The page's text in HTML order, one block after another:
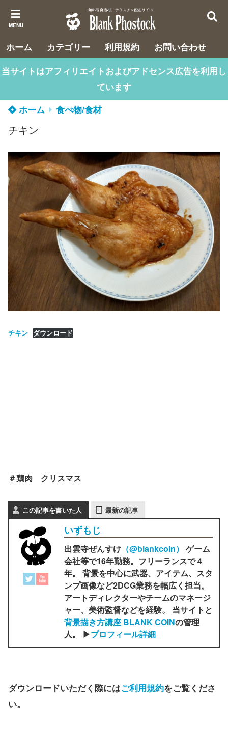
MENU
ホーム カテゴリー 利用規約
お問い合わせ
当サイトはアフィリエイトおよびアドセンス広告を利用し
ています
ホーム
食べ物/食材
チキン
チキン ダウンロード
＃鶏肉 クリスマス
この記事を書いた人 最新の記事
いずもじ
出雲寺ぜんすけ （‎@blankcoin） ゲーム
会社等で16年勤務。フリーランスで４
年。 背景を中心に武器、アイテム、スタ
ンプ画像など2DCG業務を幅広く担当。
アートディレクターやチームのマネージ
ャー、美術監督などを経験。 当サイトと
背景描き方講座 BLANK COINの管理
人。 ▶プロフィール詳細
ダウンロードいただく際にはご利用規約をご覧くださ
い。